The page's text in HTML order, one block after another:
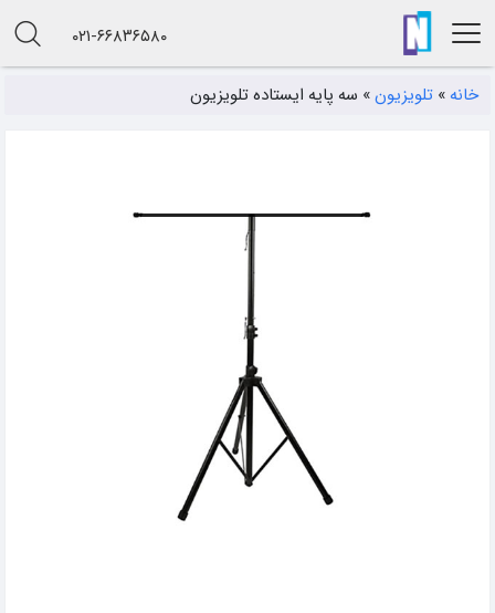
۰۲۱-۶۶۸۳۶۵۸۰
خانه » تلویزیون» سه پایه ایستاده تلویزیون